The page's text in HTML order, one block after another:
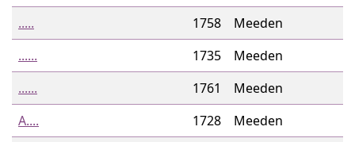
.....
1758
Meeden
......
1735
Meeden
......
1761
Meeden
A....
1728
Meeden